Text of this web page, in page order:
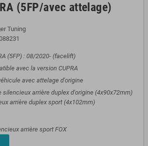
(5FP/avec attelage)
Tuning
(5FP) : 08/2020- (facelift)
avec la version CUPRA
avec attelage d'origine
silencieux arrière duplex d'origine (4x90x72mm)
arrière duplex sport (4x102mm)
arrière sport FOX